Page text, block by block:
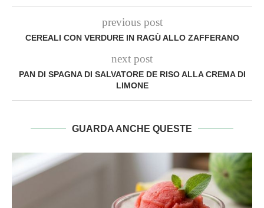
previous post
CEREALI CON VERDURE IN RAGÙ ALLO ZAFFERANO
next post
PAN DI SPAGNA DI SALVATORE DE RISO ALLA CREMA DI
LIMONE
GUARDA ANCHE QUESTE